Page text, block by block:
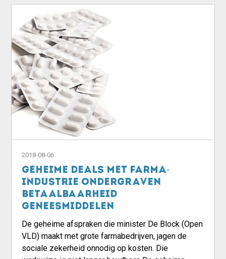
2018-08-06
Geheime deals met farma-
industrie ondergraven
betaalbaarheid
geneesmiddelen
De geheime afspraken die minister De Block (Open
VLD) maakt met grote farmabedrijven, jagen de
sociale zekerheid onnodig op kosten. Die